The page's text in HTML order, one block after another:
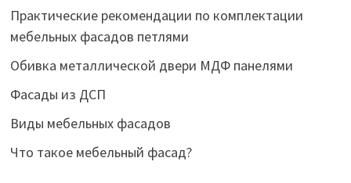
Практические рекомендации по комплектации
мебельных фасадов петлями
Обивка металлической двери МДФ панелями
Фасады из ДСП
Виды мебельных фасадов
Что такое мебельный фасад?